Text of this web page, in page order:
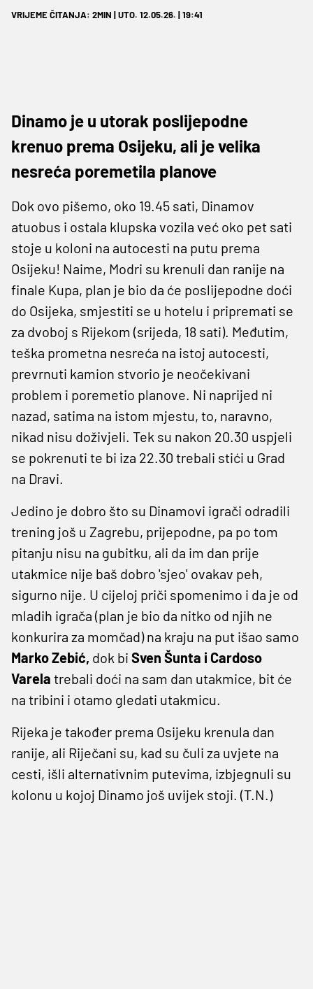
VRIJEME ČITANJA: 2MIN | UTO. 12.05.26. | 19:41
Dinamo je u utorak poslijepodne
krenuo prema Osijeku, ali je velika
nesreća poremetila planove
Dok ovo pišemo, oko 19.45 sati, Dinamov
atuobus i ostala klupska vozila već oko pet sati
stoje u koloni na autocesti na putu prema
Osijeku! Naime, Modri su krenuli dan ranije na
finale Kupa, plan je bio da će poslijepodne doći
do Osijeka, smjestiti se u hotelu i pripremati se
za dvoboj s Rijekom (srijeda, 18 sati). Međutim,
teška prometna nesreća na istoj autocesti,
prevrnuti kamion stvorio je neočekivani
problem i poremetio planove. Ni naprijed ni
nazad, satima na istom mjestu, to, naravno,
nikad nisu doživjeli. Tek su nakon 20.30 uspjeli
se pokrenuti te bi iza 22.30 trebali stići u Grad
na Dravi.
Jedino je dobro što su Dinamovi igrači odradili
trening još u Zagrebu, prijepodne, pa po tom
pitanju nisu na gubitku, ali da im dan prije
utakmice nije baš dobro 'sjeo' ovakav peh,
sigurno nije. U cijeloj priči spomenimo i da je od
mladih igrača (plan je bio da nitko od njih ne
konkurira za momčad) na kraju na put išao samo
Marko Zebić, dok bi Sven Šunta i Cardoso
Varela trebali doći na sam dan utakmice, bit će
na tribini i otamo gledati utakmicu.
Rijeka je također prema Osijeku krenula dan
ranije, ali Riječani su, kad su čuli za uvjete na
cesti, išli alternativnim putevima, izbjegnuli su
kolonu u kojoj Dinamo još uvijek stoji. (T.N.)